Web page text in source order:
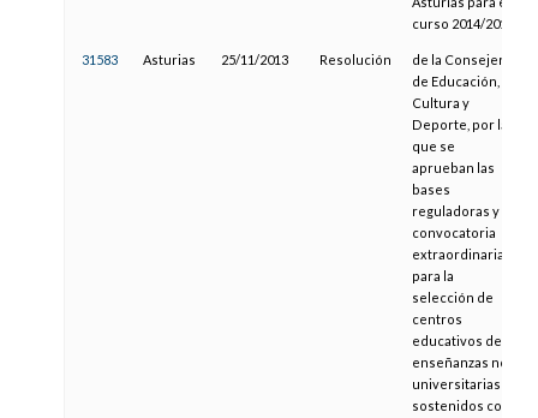
curso 2014/2015
31583 Asturias 25/11/2013 Resolución
de la Consejería
de Educación,
Cultura y
Deporte, por la
que se
aprueban las
bases
reguladoras y la
convocatoria
extraordinaria
para la
selección de
centros
educativos de
enseñanzas no
universitarias
sostenidos con